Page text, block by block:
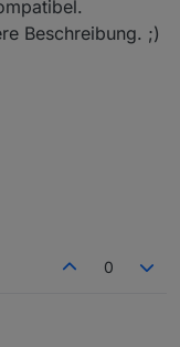
Beschreibung. ;)
0